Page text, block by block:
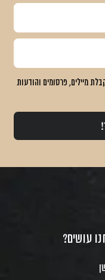
מיילים, פרסומים והודעות
עושים?